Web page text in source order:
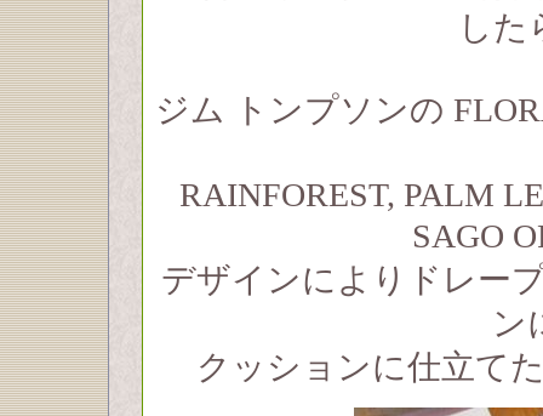
した
ジム トンプソンの
RAINFOREST, PALM
SAGO
デザインによりドレー
ン
クッションに仕立て